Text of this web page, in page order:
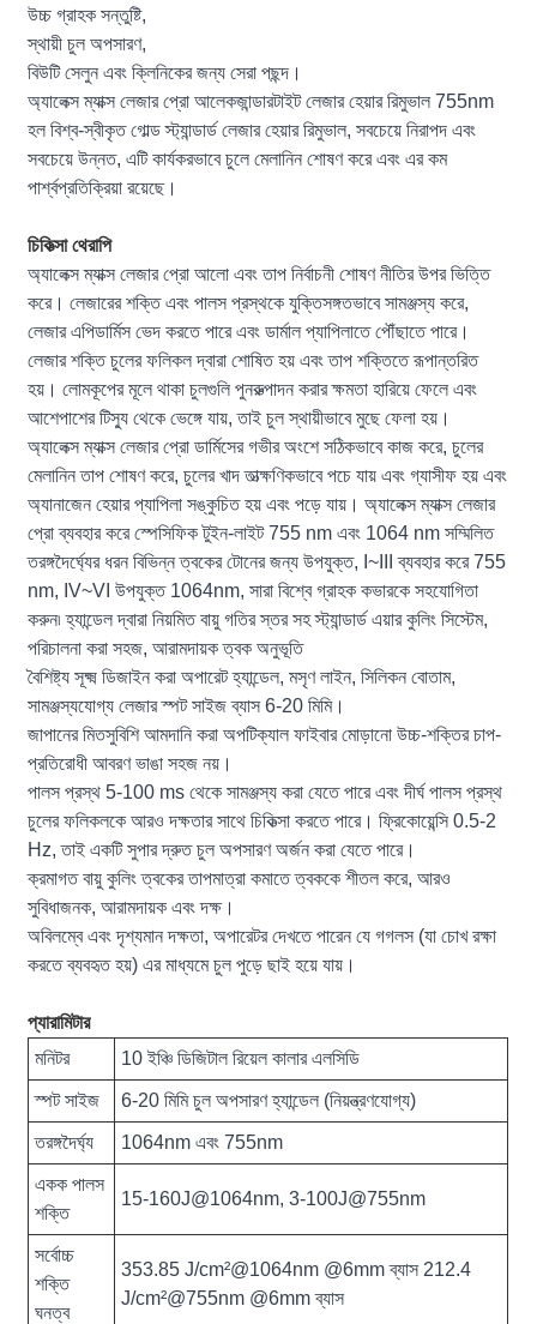
উচ্চ গ্রাহক সন্তুষ্টি,
স্থায়ী চুল অপসারণ,
বিউটি সেলুন এবং ক্লিনিকের জন্য সেরা পছন্দ।
অ্যালেক্স ম্যাক্স লেজার প্রো আলেকজান্ডারটাইট লেজার হেয়ার রিমুভাল 755nm
হল বিশ্ব-স্বীকৃত গোল্ড স্ট্যান্ডার্ড লেজার হেয়ার রিমুভাল, সবচেয়ে নিরাপদ এবং
সবচেয়ে উন্নত, এটি কার্যকরভাবে চুলে মেলানিন শোষণ করে এবং এর কম
পার্শ্বপ্রতিক্রিয়া রয়েছে।
চিকিত্সা থেরাপি
অ্যালেক্স ম্যাক্স লেজার প্রো আলো এবং তাপ নির্বাচনী শোষণ নীতির উপর ভিত্তি
করে। লেজারের শক্তি এবং পালস প্রস্থকে যুক্তিসঙ্গতভাবে সামঞ্জস্য করে,
লেজার এপিডার্মিস ভেদ করতে পারে এবং ডার্মাল প্যাপিলাতে পৌঁছাতে পারে।
লেজার শক্তি চুলের ফলিকল দ্বারা শোষিত হয় এবং তাপ শক্তিতে রূপান্তরিত
হয়। লোমকূপের মূলে থাকা চুলগুলি পুনরুত্পাদন করার ক্ষমতা হারিয়ে ফেলে এবং
আশেপাশের টিস্যু থেকে ভেঙ্গে যায়, তাই চুল স্থায়ীভাবে মুছে ফেলা হয়।
অ্যালেক্স ম্যাক্স লেজার প্রো ডার্মিসের গভীর অংশে সঠিকভাবে কাজ করে, চুলের
মেলানিন তাপ শোষণ করে, চুলের খাদ তাত্ক্ষণিকভাবে পচে যায় এবং গ্যাসীফ হয় এবং
অ্যানাজেন হেয়ার প্যাপিলা সঙ্কুচিত হয় এবং পড়ে যায়। অ্যালেক্স ম্যাক্স লেজার
প্রো ব্যবহার করে স্পেসিফিক টুইন-লাইট 755 nm এবং 1064 nm সম্মিলিত
তরঙ্গদৈর্ঘ্যের ধরন বিভিন্ন ত্বকের টোনের জন্য উপযুক্ত, I~III ব্যবহার করে 755
nm, IV~VI উপযুক্ত 1064nm, সারা বিশ্বে গ্রাহক কভারকে সহযোগিতা
করুন৷ হ্যান্ডেল দ্বারা নিয়মিত বায়ু গতির স্তর সহ স্ট্যান্ডার্ড এয়ার কুলিং সিস্টেম,
পরিচালনা করা সহজ, আরামদায়ক ত্বক অনুভূতি
বৈশিষ্ট্য সূক্ষ্ম ডিজাইন করা অপারেট হ্যান্ডেল, মসৃণ লাইন, সিলিকন বোতাম,
সামঞ্জস্যযোগ্য লেজার স্পট সাইজ ব্যাস 6-20 মিমি।
জাপানের মিতসুবিশি আমদানি করা অপটিক্যাল ফাইবার মোড়ানো উচ্চ-শক্তির চাপ-
প্রতিরোধী আবরণ ভাঙা সহজ নয়।
পালস প্রস্থ 5-100 ms থেকে সামঞ্জস্য করা যেতে পারে এবং দীর্ঘ পালস প্রস্থ
চুলের ফলিকলকে আরও দক্ষতার সাথে চিকিত্সা করতে পারে। ফ্রিকোয়েন্সি 0.5-2
Hz, তাই একটি সুপার দ্রুত চুল অপসারণ অর্জন করা যেতে পারে।
ক্রমাগত বায়ু কুলিং ত্বকের তাপমাত্রা কমাতে ত্বককে শীতল করে, আরও
সুবিধাজনক, আরামদায়ক এবং দক্ষ।
অবিলম্বে এবং দৃশ্যমান দক্ষতা, অপারেটর দেখতে পারেন যে গগলস (যা চোখ রক্ষা
করতে ব্যবহৃত হয়) এর মাধ্যমে চুল পুড়ে ছাই হয়ে যায়।
প্যারামিটার
মনিটর
10 ইঞ্চি ডিজিটাল রিয়েল কালার এলসিডি
স্পট সাইজ 6-20 মিমি চুল অপসারণ হ্যান্ডেল (নিয়ন্ত্রণযোগ্য)
তরঙ্গদৈর্ঘ্য 1064nm এবং 755nm
একক পালস
শক্তি
15-160J@1064nm, 3-100J@755nm
সর্বোচ্চ
শক্তি
ঘনত্ব
353.85 J/cm²@1064nm @6mm ব্যাস 212.4
J/cm²@755nm @6mm ব্যাস